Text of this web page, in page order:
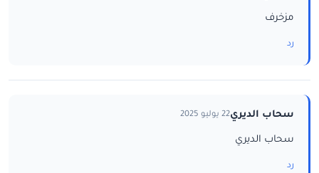
مزخرف
رد
سحاب الديري22 يوليو 2025
سحاب الديري
رد